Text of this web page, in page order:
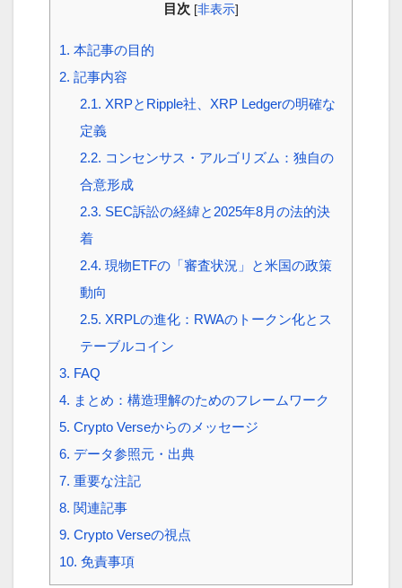
目次 [非表示]
1. 本記事の目的
2. 記事内容
2.1. XRPとRipple社、XRP Ledgerの明確な
定義
2.2. コンセンサス・アルゴリズム：独自の
合意形成
2.3. SEC訴訟の経緯と2025年8月の法的決
着
2.4. 現物ETFの「審査状況」と米国の政策
動向
2.5. XRPLの進化：RWAのトークン化とス
テーブルコイン
3. FAQ
4. まとめ：構造理解のためのフレームワーク
5. Crypto Verseからのメッセージ
6. データ参照元・出典
7. 重要な注記
8. 関連記事
9. Crypto Verseの視点
10. 免責事項